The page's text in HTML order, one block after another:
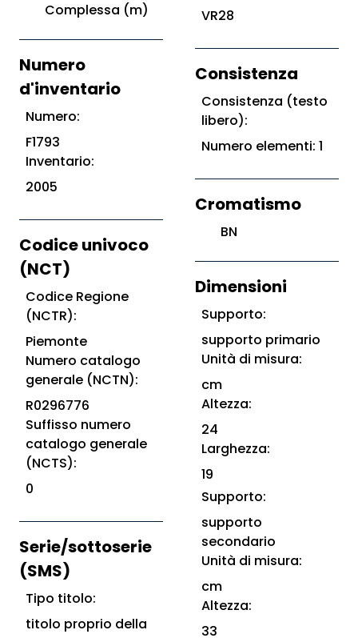
Complessa (m)
Numero
d'inventario
Numero:
F1793
Inventario:
2005
Codice univoco
(NCT)
Codice Regione
(NCTR):
Piemonte
Numero catalogo
generale (NCTN):
R0296776
Suffisso numero
catalogo generale
(NCTS):
0
Serie/sottoserie
(SMS)
Tipo titolo:
titolo proprio della
VR28
Consistenza
Consistenza (testo
libero):
Numero elementi: 1
Cromatismo
BN
Dimensioni
Supporto:
supporto primario
Unità di misura:
cm
Altezza:
24
Larghezza:
19
Supporto:
supporto
secondario
Unità di misura:
cm
Altezza:
33